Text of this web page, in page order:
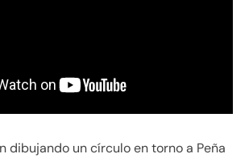
dibujando un círculo en torno a Peña